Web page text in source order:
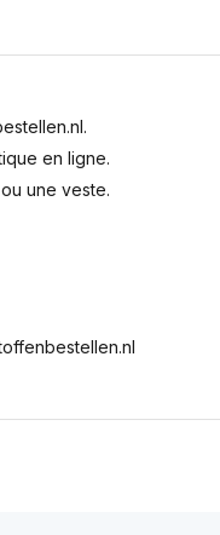
en ligne.
une veste.